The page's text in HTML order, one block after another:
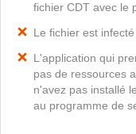
fichier CDT avec le
Le fichier est
L'application qui
pas de ressources
n'avez pas installé
au programme de